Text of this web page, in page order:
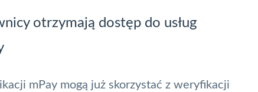
otrzymają dostęp do usług
mPay mogą już skorzystać z weryfikacji